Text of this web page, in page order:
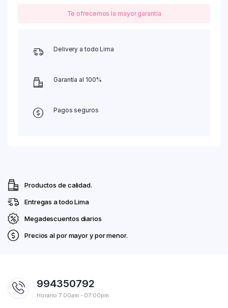
Te ofrecemos la mayor garantía
Delivery a todo Lima
Garantía al 100%
Pagos seguros
Productos de calidad.
Entregas a todo Lima
Megadescuentos diarios
Precios al por mayor y por menor.
994350792
Horario 7:00am - 07:00pm